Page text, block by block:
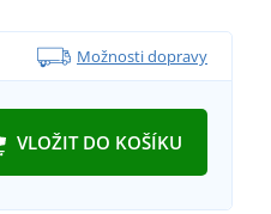
Možnosti dopravy
VLOŽIT DO KOŠÍKU